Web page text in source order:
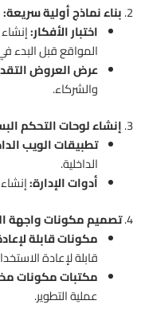
2. بناء نماذج أولية سريعة:
اختبار الأفكار:إنشاء
المواقع قبل البدء
عرض العروض
والشركاء.
3. إنشاء لوحات التحكم
تطبيقات الويب
الداخلية.
أدوات الإدارة:
4. تصميم مكونات واجهة
مكونات قابلة
قابلة لإعادة
مكتبات مكونات
عملية التطوير.